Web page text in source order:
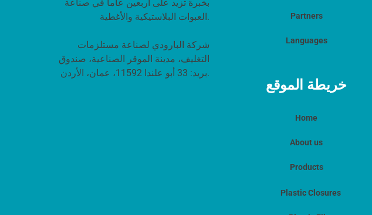
بخبرة تزيد على أربعين عاماٌ في صناعة
العبوات البلاستيكية والأغطية.
شركة البارودي لصناعة مستلزمات
التغليف، مدينة الموقر الصناعية، صندوق
بريد: 33 أبو علندا 11592، عمان، الأردن.
Partners
Languages
خريطة الموقع
Home
About us
Products
Plastic Closures